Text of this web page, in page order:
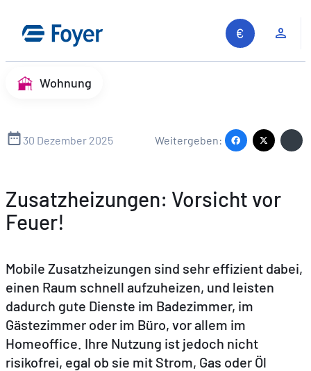
Inhalt
springen
Auf unserer Website suchen
DEFREN
Wohnung
30 Dezember 2025 Weitergeben:
Zusatzheizungen: Vorsicht vor
Feuer!
Mobile Zusatzheizungen sind sehr effizient dabei,
einen Raum schnell aufzuheizen, und leisten
dadurch gute Dienste im Badezimmer, im
Gästezimmer oder im Büro, vor allem im
Homeoffice. Ihre Nutzung ist jedoch nicht
risikofrei, egal ob sie mit Strom, Gas oder Öl